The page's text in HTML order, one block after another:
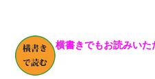
横書きでもお読みい